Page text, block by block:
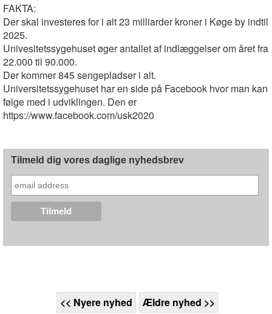
FAKTA:
Der skal investeres for i alt 23 milliarder kroner i Køge by indtil
2025.
Univesitetssygehuset øger antallet af indlæggelser om året fra
22.000 til 90.000.
Der kommer 845 sengepladser i alt.
Universitetssygehuset har en side på Facebook hvor man kan
følge med i udviklingen. Den er
https://www.facebook.com/usk2020
Tilmeld dig vores daglige nyhedsbrev
<< Nyere nyhed Ældre nyhed >>